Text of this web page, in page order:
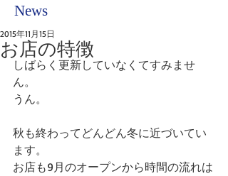
News
お店の特徴
2015年11月15日
しばらく更新していなくてすみませ
ん。
うん。
秋も終わってどんどん冬に近づいてい
ます。
お店も9月のオープンから時間の流れは